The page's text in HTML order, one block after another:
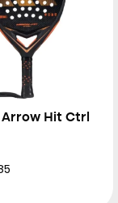
Hit Ctrl